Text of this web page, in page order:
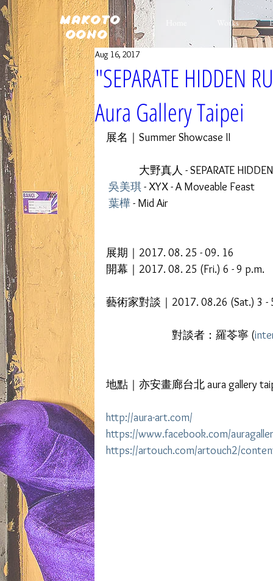
Makoto
Oono
Works
"SEPARATE
Aura Gallery Taipei
Aug 16, 2017
展名｜Summer Showcase II
大野真人 - SEPARATE HIDDEN
吳美琪 - XYX - A Moveable Feast
葉樺 - Mid Air
展期｜2017. 08. 25 - 09. 16
開幕｜2017. 08. 25 (Fri.) 6 - 9 p.m.
藝術家對談｜2017. 08.26 (Sat.) 3 -
對談者：羅苓寧 (
地點｜亦安畫廊台北 aura gallery
http://aura-art.com/
https://www.facebook.com/
https://artouch.com/artouch2/